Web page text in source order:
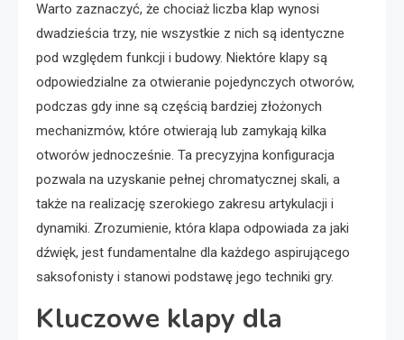
Warto zaznaczyć, że chociaż liczba klap wynosi
dwadzieścia trzy, nie wszystkie z nich są identyczne
pod względem funkcji i budowy. Niektóre klapy są
odpowiedzialne za otwieranie pojedynczych otworów,
podczas gdy inne są częścią bardziej złożonych
mechanizmów, które otwierają lub zamykają kilka
otworów jednocześnie. Ta precyzyjna konfiguracja
pozwala na uzyskanie pełnej chromatycznej skali, a
także na realizację szerokiego zakresu artykulacji i
dynamiki. Zrozumienie, która klapa odpowiada za jaki
dźwięk, jest fundamentalne dla każdego aspirującego
saksofonisty i stanowi podstawę jego techniki gry.
Kluczowe klapy dla